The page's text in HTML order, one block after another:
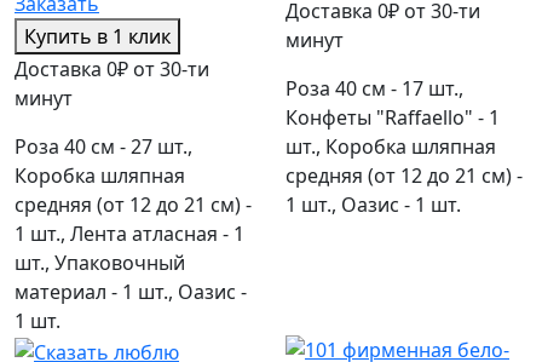
Купить в 1 клик
Доставка 0₽ от 30-ти
минут
Роза 40 см - 27 шт.,
Коробка шляпная
средняя (от 12 до 21 см) -
1 шт., Лента атласная - 1
шт., Упаковочный
материал - 1 шт., Оазис -
1 шт.
Доставка 0₽ от 30-ти
минут
Роза 40 см - 17 шт.,
Конфеты "Raffaello" - 1
шт., Коробка шляпная
средняя (от 12 до 21 см) -
1 шт., Оазис - 1 шт.